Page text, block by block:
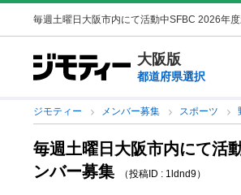
毎週土曜日大阪市内にて活動中SFBC 2026年
大阪版
都道府県選択
ジモティー メンバー募集 スポーツ
毎週土曜日大阪市内にて活
ンバー募集
（投稿ID : 1ldnd9）